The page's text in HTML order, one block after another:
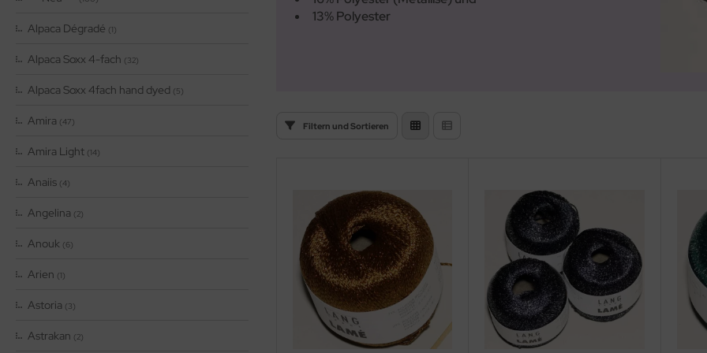
Alpaca Dégradé (1)
Alpaca Soxx 4-fach (32)
Alpaca Soxx 4fach hand dyed (5)
Amira (47)
Amira Light (14)
Anaiis (4)
Angelina (2)
Anouk (6)
Arien (1)
Astoria (3)
Astrakan (2)
13% Polyester
Filtern und Sortieren